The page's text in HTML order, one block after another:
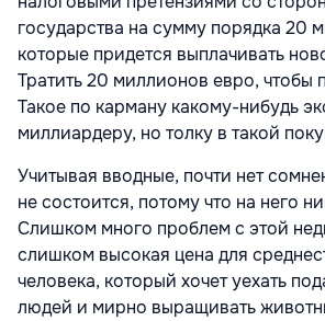
государства на сумму порядка 20
которые придется выплачивать
Тратить 20 миллионов евро, чтобы
Такое по карману какому-нибудь
миллиардеру, но толку в такой
Учитывая вводные, почти нет
не состоится, потому что на него
Слишком много проблем с этой
слишком высокая цена для
человека, который хочет уехать
людей и мирно выращивать